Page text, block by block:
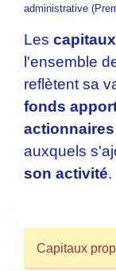
administrative
Les
l'ensemble
reflètent sa
fonds
actionnaires
auxquels
son activité.
Capitaux